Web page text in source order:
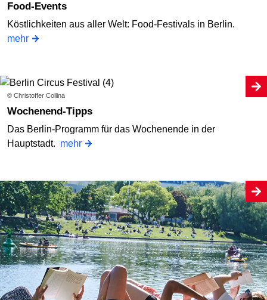
Food-Events
Köstlichkeiten aus aller Welt: Food-Festivals in Berlin.
mehr
© Christoffer Collina
Wochenend-Tipps
Das Berlin-Programm für das Wochenende in der
Hauptstadt. mehr